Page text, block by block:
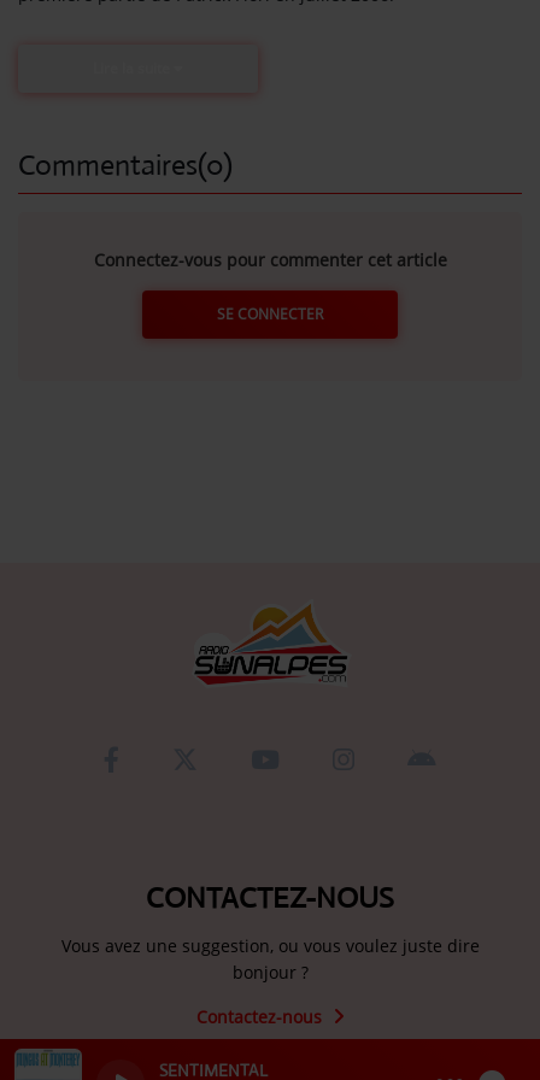
SENTIMENTAL
Commentaires(0)
Connectez-vous pour commenter cet article
SE CONNECTER
CONTACTEZ-NOUS
Vous avez une suggestion, ou vous voulez juste dire
bonjour ?
Contactez-nous